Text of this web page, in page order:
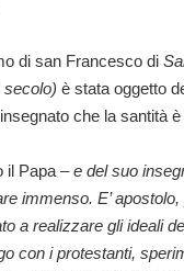
di san Francesco di
secolo) è stata oggetto
che la santità
il Papa – e del suo
immenso. E’
a realizzare gli ideali
con i protestanti,